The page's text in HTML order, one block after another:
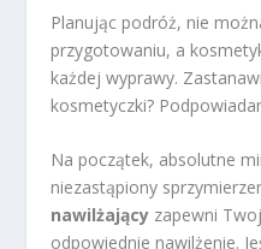
Planując podróż, nie
przygotowaniu, a
każdej wyprawy.
kosmetyczki?
Na początek, absolutne
niezastąpiony
nawilżający zapewni
odpowiednie nawilżenie.